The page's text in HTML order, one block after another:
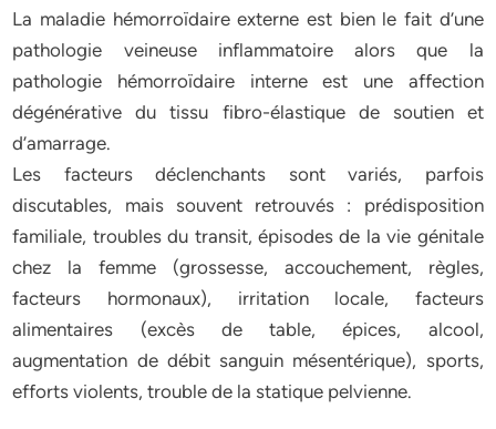
La maladie hémorroïdaire externe est bien le fait d’une
pathologie veineuse inflammatoire alors que la
pathologie hémorroïdaire interne est une affection
dégénérative du tissu fibro-élastique de soutien et
d’amarrage.
Les facteurs déclenchants sont variés, parfois
discutables, mais souvent retrouvés : prédisposition
familiale, troubles du transit, épisodes de la vie génitale
chez la femme (grossesse, accouchement, règles,
facteurs hormonaux), irritation locale, facteurs
alimentaires (excès de table, épices, alcool,
augmentation de débit sanguin mésentérique), sports,
efforts violents, trouble de la statique pelvienne.